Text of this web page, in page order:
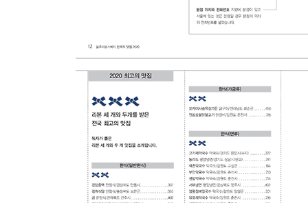
「음식종류별 찾아보기」
한식(일반한식): 곤드레밥/ 김밥/ 대통밥/ 더덕/
버섯전골/ 보리밥/ 분식집/ 비빔밥/ 빈대떡/ 사
제주음식/ 죽/ 죽순/ 콩나물밥/ 파전/ 퓨전한식/ 한
한식(가금류): 꿩/ 닭갈비/ 닭강정/ 닭개장/ 닭
오리백숙/ 오리탕/ 옻닭/ 전기구이통닭/ 찜닭/ 청둥